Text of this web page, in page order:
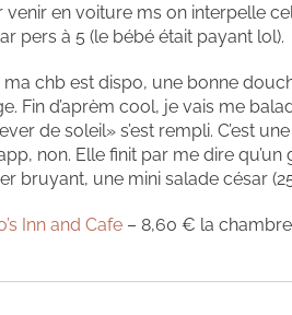
venir en voiture ms on interpelle
pers à 5 (le bébé était payant lol).
ma chb est dispo, une bonne
Fin d’aprèm cool, je vais me
de soleil» s’est rempli. C’est
non. Elle finit par me dire
bruyant, une mini salade césar
Inn and Cafe – 8,60 € la